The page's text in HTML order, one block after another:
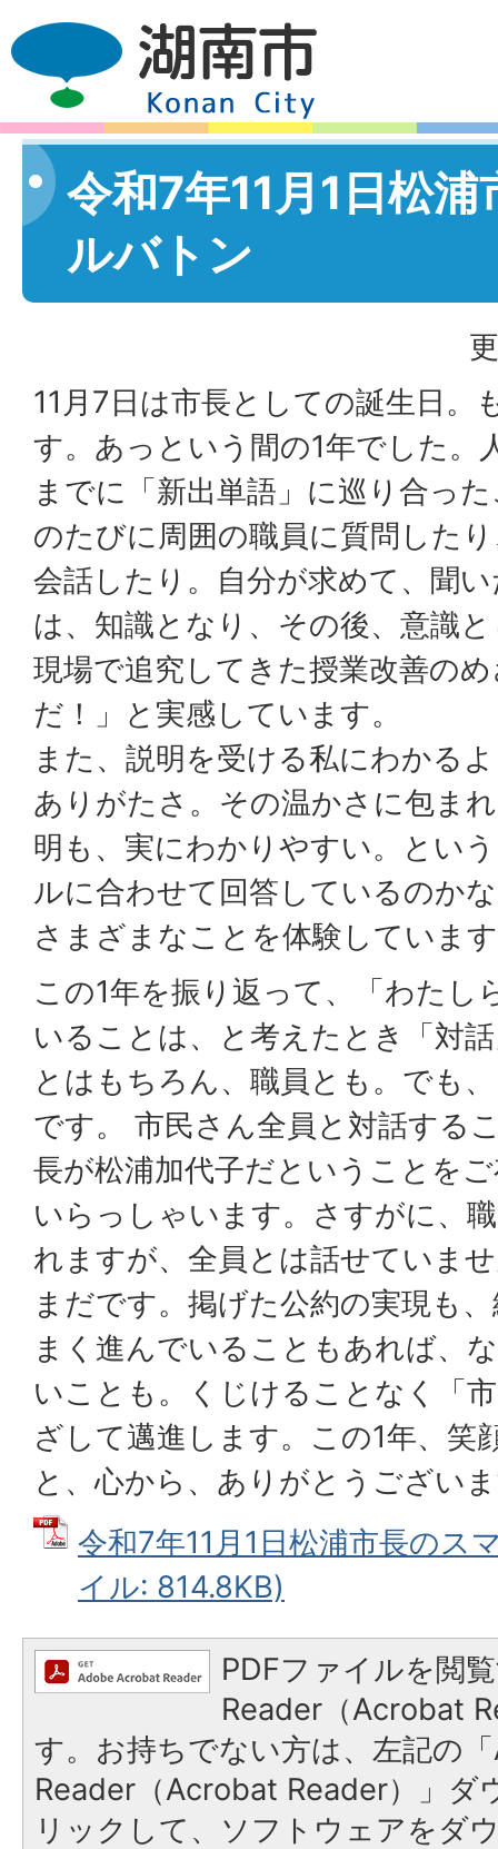
令和7年11月1日松
ルバトン
11月7日は市長としての誕生日。
す。あっという間の1年でした。
までに「新出単語」に巡り合っ
のたびに周囲の職員に質問した
会話したり。自分が求めて、聞
は、知識となり、その後、意識
現場で追究してきた授業改善の
だ！」と実感しています。
また、説明を受ける私にわかる
ありがたさ。その温かさに包ま
明も、実にわかりやすい。とい
ルに合わせて回答しているのか
さまざまなことを体験していま
この1年を振り返って、「わたし
いることは、と考えたとき「対
とはもちろん、職員とも。でも
です。 市民さん全員と対話する
長が松浦加代子だということを
いらっしゃいます。さすがに、
れますが、全員とは話せていま
まだです。掲げた公約の実現も
まく進んでいることもあれば、
いことも。くじけることなく「
ざして邁進します。この1年、笑
と、心から、ありがとうござい
令和7年11月1日松浦市長のス
イル: 814.8KB)
PDFファイルを閲
Reader（Acrobat
す。お持ちでない方は、左記の
Reader（Acrobat Reader）」ダ
リックして、ソフトウェアをダ